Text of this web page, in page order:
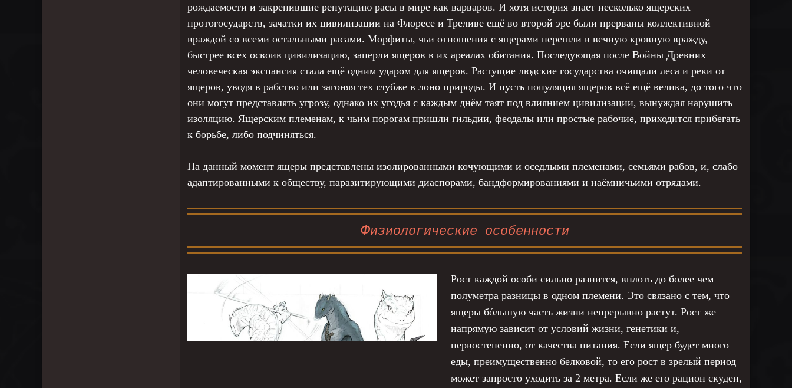
рождаемости и закрепившие репутацию расы в мире как варваров. И хотя история знает несколько ящерских
протогосударств, зачатки их цивилизации на Флоресе и Треливе ещё во второй эре были прерваны коллективной
враждой со всеми остальными расами. Морфиты, чьи отношения с ящерами перешли в вечную кровную вражду,
быстрее всех освоив цивилизацию, заперли ящеров в их ареалах обитания. Последующая после Войны Древних
человеческая экспансия стала ещё одним ударом для ящеров. Растущие людские государства очищали леса и реки от
ящеров, уводя в рабство или загоняя тех глубже в лоно природы. И пусть популяция ящеров всё ещё велика, до того что
они могут представлять угрозу, однако их угодья с каждым днём таят под влиянием цивилизации, вынуждая нарушить
изоляцию. Ящерским племенам, к чьим порогам пришли гильдии, феодалы или простые рабочие, приходится прибегать
к борьбе, либо подчиняться.
На данный момент ящеры представлены изолированными кочующими и оседлыми племенами, семьями рабов, и, слабо
адаптированными к обществу, паразитирующими диаспорами, бандформированиями и наёмничьими отрядами.
Физиологические особенности
Рост каждой особи сильно разнится, вплоть до более чем
полуметра разницы в одном племени. Это связано с тем, что
ящеры бóльшую часть жизни непрерывно растут. Рост же
напрямую зависит от условий жизни, генетики и,
первостепенно, от качества питания. Если ящер будет много
еды, преимущественно белковой, то его рост в зрелый период
может запросто уходить за 2 метра. Если же его рацион скуден,